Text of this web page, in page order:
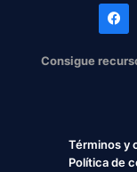
Consigue
Términos y
Política de